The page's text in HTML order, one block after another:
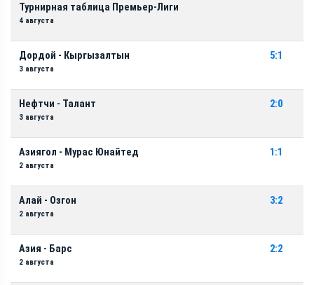
Турнирная таблица Премьер-Лиги
4 августа
Дордой - Кыргызалтын
3 августа
5:1
Нефтчи - Талант
3 августа
2:0
Азиягол - Мурас Юнайтед
2 августа
1:1
Алай - Озгон
2 августа
3:2
Азия - Барс
2 августа
2:2